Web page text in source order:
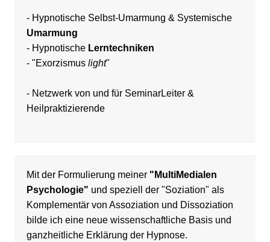
- Hypnotische Selbst-Umarmung & Systemische
Umarmung
- Hypnotische Lerntechniken
- "Exorzismus light"
- Netzwerk von und für SeminarLeiter&
Heilpraktizierende
Mit der Formulierung meiner "MultiMedialen
Psychologie" und speziell der "Soziation" als
Komplementär von Assoziation und Dissoziation
bilde ich eine neue wissenschaftliche Basis und
ganzheitliche Erklärung der Hypnose.